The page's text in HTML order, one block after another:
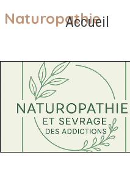
Naturopathie
Accueil